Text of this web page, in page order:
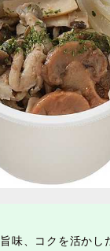
味、コクを活かし